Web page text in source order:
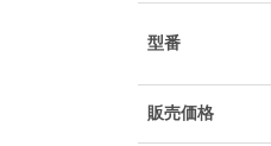
型番
販売価格